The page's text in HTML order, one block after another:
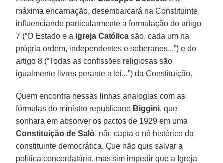
máxima encarnação, desembarcará na Constituinte,
influenciando particularmente a formulação do artigo
7 (“O Estado e a Igreja Católica são, cada um na
própria ordem, independentes e soberanos...”) e do
artigo 8 (“Todas as confissões religiosas são
igualmente livres perante a lei...”) da Constituição.
Quem encontra nessas linhas analogias com as
fórmulas do ministro republicano Biggini, que
sonhara em absorver os pactos de 1929 em uma
Constituição de Salò, não capta o nó histórico da
constituinte democrática. Que não quis salvar a
política concordatária, mas sim impedir que a Igreja